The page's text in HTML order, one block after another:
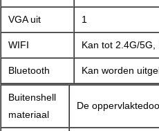
VGA uit 1
WIFI Kan tot 2.4G/
Bluetooth Kan worden
Buitenshell
materiaal
De